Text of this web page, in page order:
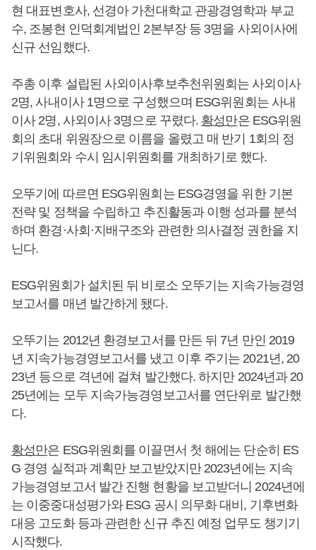
현 대표변호사, 선경아 가천대학교 관광경영학과 부교
수, 조봉현 인덕회계법인 2본부장 등 3명을 사외이사에
신규 선임했다.
주총 이후 설립된 사외이사후보추천위원회는 사외이사
2명, 사내이사 1명으로 구성했으며 ESG위원회는 사내
이사 2명, 사외이사 3명으로 꾸렸다. 황성만은 ESG위원
회의 초대 위원장으로 이름을 올렸고 매 반기 1회의 정
기위원회와 수시 임시위원회를 개최하기로 했다.
오뚜기에 따르면 ESG위원회는 ESG경영을 위한 기본
전략 및 정책을 수립하고 추진활동과 이행 성과를 분석
하며 환경·사회·지배구조와 관련한 의사결정 권한을 지
닌다.
ESG위원회가 설치된 뒤 비로소 오뚜기는 지속가능경영
보고서를 매년 발간하게 됐다.
오뚜기는 2012년 환경보고서를 만든 뒤 7년 만인 2019
년 지속가능경영보고서를 냈고 이후 주기는 2021년, 20
23년 등으로 격년에 걸쳐 발간했다. 하지만 2024년과 20
25년에는 모두 지속가능경영보고서를 연단위로 발간했
다.
황성만은 ESG위원회를 이끌면서 첫 해에는 단순히 ES
G 경영 실적과 계획만 보고받았지만 2023년에는 지속
가능경영보고서 발간 진행 현황을 보고받더니 2024년에
는 이중중대성평가와 ESG 공시 의무화 대비, 기후변화
대응 고도화 등과 관련한 신규 추진 예정 업무도 챙기기
시작했다.